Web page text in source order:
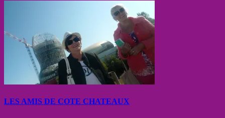
LES AMIS DE COTE CHATEAUX